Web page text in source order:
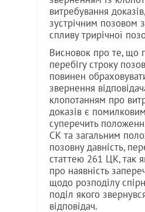
витребування
зустрічним позовом
спливу трирічної
Висновок про те, що
перебігу строку
повинен
звернення
клопотанням про
доказів є
суперечить
СК та загальним
позовну давність,
статтею 261 ЦК, так
про наявність
щодо розподілу
поділ якого
відповідач.